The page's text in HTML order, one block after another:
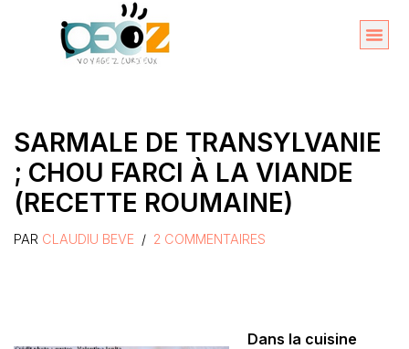
SARMALE DE TRANSYLVANIE
; CHOU FARCI À LA VIANDE
(RECETTE ROUMAINE)
PAR CLAUDIU BEVE 2 COMMENTAIRES
Dans la cuisine